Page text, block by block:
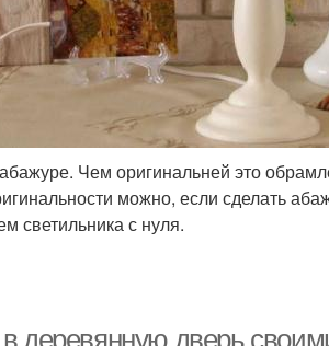
абажуре. Чем оригинальней это
можно, если сделать
светильника с нуля.
в деревянную дверь